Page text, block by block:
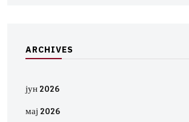
ARCHIVES
јун 2026
мај 2026